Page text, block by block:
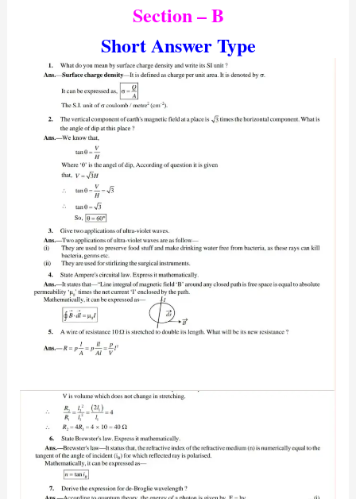
Section – B
Short Answer Type